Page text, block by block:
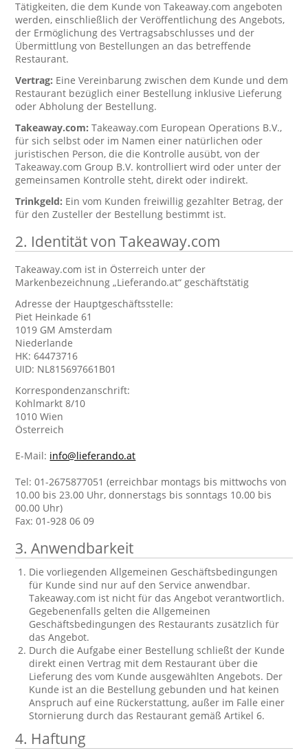
Tätigkeiten, die dem Kunde von Takeaway.com angeboten
werden, einschließlich der Veröffentlichung des Angebots,
der Ermöglichung des Vertragsabschlusses und der
Übermittlung von Bestellungen an das betreffende
Restaurant.
Vertrag: Eine Vereinbarung zwischen dem Kunde und dem
Restaurant bezüglich einer Bestellung inklusive Lieferung
oder Abholung der Bestellung.
Takeaway.com:Takeaway.com European Operations B.V.,
für sich selbst oder im Namen einer natürlichen oder
juristischen Person, die die Kontrolle ausübt, von der
Takeaway.com Group B.V. kontrolliert wird oder unter der
gemeinsamen Kontrolle steht, direkt oder indirekt.
Trinkgeld: Ein vom Kunden freiwillig gezahlter Betrag, der
für den Zusteller der Bestellung bestimmt ist.
2. Identität von Takeaway.com
Takeaway.com ist in Österreich unter der
Markenbezeichnung „Lieferando.at“ geschäftstätig
Adresse der Hauptgeschäftsstelle:
Piet Heinkade 61
1019 GM Amsterdam
Niederlande
HK: 64473716
UID: NL815697661B01
Korrespondenzanschrift:
Kohlmarkt 8/10
1010 Wien
Österreich
E-Mail: info@lieferando.at
Tel: 01-2675877051 (erreichbar montags bis mittwochs von
10.00 bis 23.00 Uhr, donnerstags bis sonntags 10.00 bis
00.00 Uhr)
Fax: 01-928 06 09
3. Anwendbarkeit
Die vorliegenden Allgemeinen Geschäftsbedingungen
für Kunde sind nur auf den Service anwendbar.
Takeaway.com ist nicht für das Angebot verantwortlich.
Gegebenenfalls gelten die Allgemeinen
Geschäftsbedingungen des Restaurants zusätzlich für
das Angebot.
Durch die Aufgabe einer Bestellung schließt der Kunde
direkt einen Vertrag mit dem Restaurant über die
Lieferung des vom Kunde ausgewählten Angebots. Der
Kunde ist an die Bestellung gebunden und hat keinen
Anspruch auf eine Rückerstattung, außer im Falle einer
Stornierung durch das Restaurant gemäß Artikel 6.
4. Haftung